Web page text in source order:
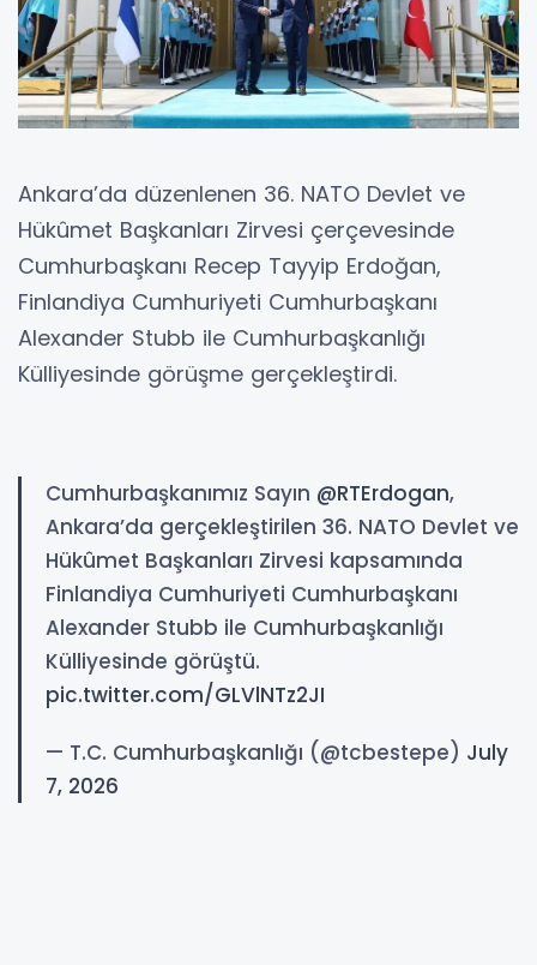
Ankara’da düzenlenen 36. NATO Devlet ve
Hükûmet Başkanları Zirvesi çerçevesinde
Cumhurbaşkanı Recep Tayyip Erdoğan,
Finlandiya Cumhuriyeti Cumhurbaşkanı
Alexander Stubb ile Cumhurbaşkanlığı
Külliyesinde görüşme gerçekleştirdi.
Cumhurbaşkanımız Sayın @RTErdogan,
Ankara’da gerçekleştirilen 36. NATO Devlet ve
Hükûmet Başkanları Zirvesi kapsamında
Finlandiya Cumhuriyeti Cumhurbaşkanı
Alexander Stubb ile Cumhurbaşkanlığı
Külliyesinde görüştü.
pic.twitter.com/GLVlNTz2JI
— T.C. Cumhurbaşkanlığı (@tcbestepe) July
7, 2026